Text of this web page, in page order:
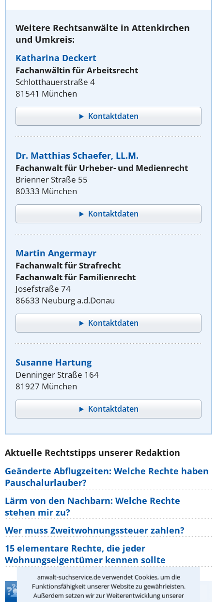
anwalt-suchservice.de verwendet Cookies, um die
Funktionsfähigkeit unserer Website zu gewährleisten.
Außerdem setzen wir zur Weiterentwicklung unserer
Weitere Rechtsanwälte in Attenkirchen
und Umkreis:
Katharina Deckert
Fachanwältin für Arbeitsrecht
Schlotthauerstraße 4
81541 München
Kontaktdaten
Dr. Matthias Schaefer, LL.M.
Fachanwalt für Urheber- und Medienrecht
Brienner Straße 55
80333 München
Kontaktdaten
Martin Angermayr
Fachanwalt für Strafrecht
Fachanwalt für Familienrecht
Josefstraße 74
86633 Neuburg a.d.Donau
Kontaktdaten
Susanne Hartung
Denninger Straße 164
81927 München
Kontaktdaten
Aktuelle Rechtstipps unserer Redaktion
Geänderte Abflugzeiten: Welche Rechte haben
Pauschalurlauber?
Lärm von den Nachbarn: Welche Rechte
stehen mir zu?
Wer muss Zweitwohnungssteuer zahlen?
15 elementare Rechte, die jeder
Wohnungseigentümer kennen sollte
Teste Dein Rechtswissen